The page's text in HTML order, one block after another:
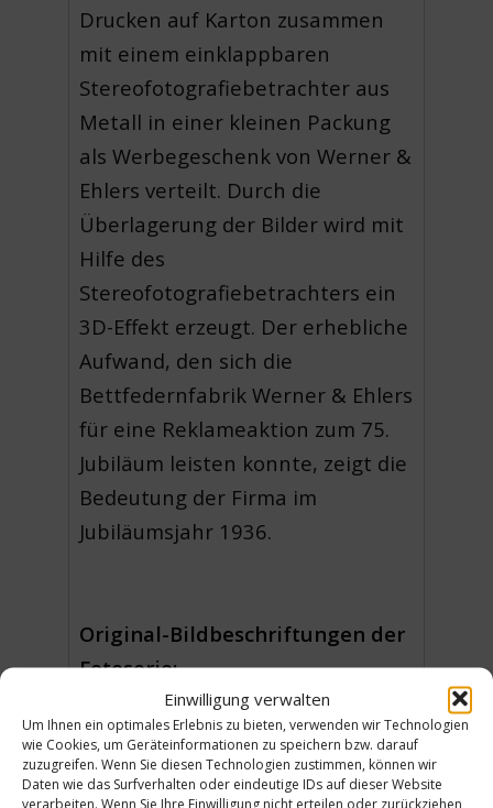
Einwilligung verwalten
Um Ihnen ein optimales Erlebnis zu bieten, verwenden wir Technologien
wie Cookies, um Geräteinformationen zu speichern bzw. darauf
zuzugreifen. Wenn Sie diesen Technologien zustimmen, können wir
Daten wie das Surfverhalten oder eindeutige IDs auf dieser Website
verarbeiten. Wenn Sie Ihre Einwilligung nicht erteilen oder zurückziehen,
Drucken auf Karton zusammen
mit einem einklappbaren
Stereofotografiebetrachter aus
Metall in einer kleinen Packung
als Werbegeschenk von Werner &
Ehlers verteilt. Durch die
Überlagerung der Bilder wird mit
Hilfe des
Stereofotografiebetrachters ein
3D-Effekt erzeugt. Der erhebliche
Aufwand, den sich die
Bettfedernfabrik Werner & Ehlers
für eine Reklameaktion zum 75.
Jubiläum leisten konnte, zeigt die
Bedeutung der Firma im
Jubiläumsjahr 1936.
Original-Bildbeschriftungen der
Fotoserie:
1 – Gänsefedern / 2 –
Entenfedern / 3 – Hühnerfedern/
4 – Prüfung verarbeiteter